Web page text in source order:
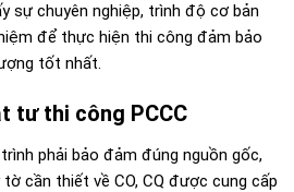
sự chuyên nghiệp, trình độ cơ bản
để thực hiện thi công đảm bảo
tốt nhất.
tư thi công PCCC
phải bảo đảm đúng nguồn gốc,
cần thiết về CO, CQ được cung cấp